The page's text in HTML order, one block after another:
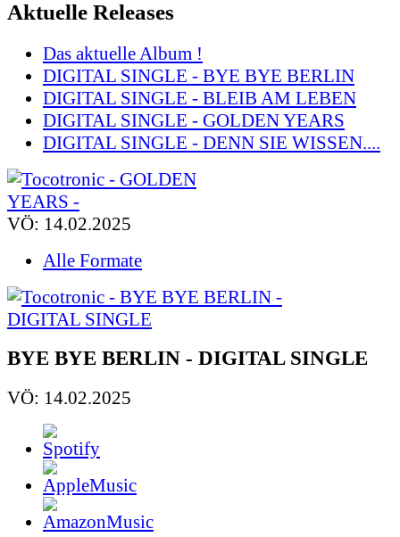
Aktuelle Releases
Das aktuelle Album !
DIGITAL SINGLE - BYE BYE BERLIN
DIGITAL SINGLE - BLEIB AM LEBEN
DIGITAL SINGLE - GOLDEN YEARS
DIGITAL SINGLE - DENN SIE WISSEN....
VÖ: 14.02.2025
Alle Formate
BYE BYE BERLIN - DIGITAL SINGLE
VÖ: 14.02.2025